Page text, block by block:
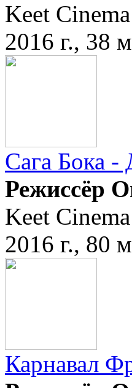
Keet Cinema
2016 г., 38
Сага Бока -
Режиссёр
Keet Cinema
2016 г., 80
Карнавал